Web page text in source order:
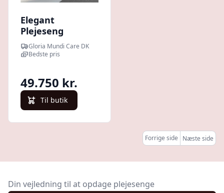
Elegant
Plejeseng
Gloriosa I Hotel-
Design - inkl.
Gloria Mundi Care DK
Bedste pris
49.750 kr.
Til butik
Forrige side Næste side
Din vejledning til at opdage plejesenge